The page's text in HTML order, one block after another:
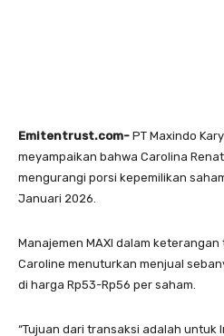
Emitentrust.com- PT Maxindo
meyampaikan bahwa Carolina
mengurangi porsi kepemilikan
Januari 2026.
Manajemen MAXI dalam
Caroline menuturkan menjual
di harga Rp53-Rp56 per saham.
“Tujuan dari transaksi adalah untuk